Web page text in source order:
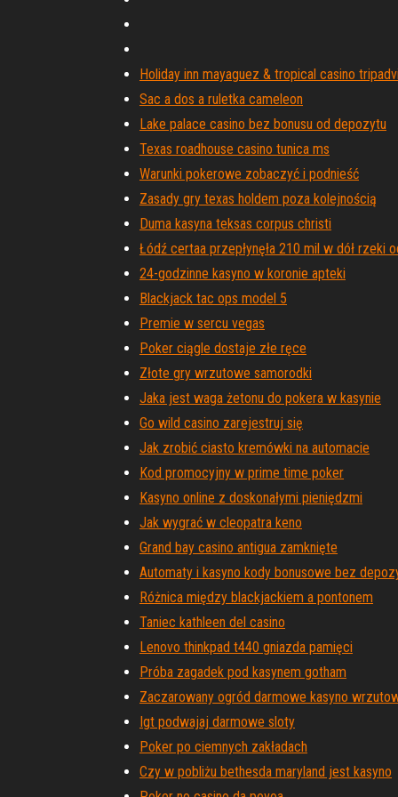
Holiday inn mayaguez & tropical casino
Sac a dos a ruletka cameleon
Lake palace casino bez bonusu od depozytu
Texas roadhouse casino tunica ms
Warunki pokerowe zobaczyć i podnieść
Zasady gry texas holdem poza kolejnością
Duma kasyna teksas corpus christi
Łódź certaa przepłynęła 210 mil w dół rzeki
24-godzinne kasyno w koronie apteki
Blackjack tac ops model 5
Premie w sercu vegas
Poker ciągle dostaje złe ręce
Złote gry wrzutowe samorodki
Jaka jest waga żetonu do pokera w kasynie
Go wild casino zarejestruj się
Jak zrobić ciasto kremówki na automacie
Kod promocyjny w prime time poker
Kasyno online z doskonałymi pieniędzmi
Jak wygrać w cleopatra keno
Grand bay casino antigua zamknięte
Automaty i kasyno kody bonusowe bez
Różnica między blackjackiem a pontonem
Taniec kathleen del casino
Lenovo thinkpad t440 gniazda pamięci
Próba zagadek pod kasynem gotham
Zaczarowany ogród darmowe kasyno
Igt podwajaj darmowe sloty
Poker po ciemnych zakładach
Czy w pobliżu bethesda maryland jest kasyno